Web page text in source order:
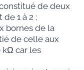
de deux
1 à 2 ;
bornes de la
de celle aux
kΩ car les